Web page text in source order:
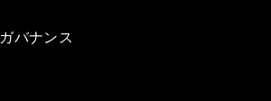
バナンス